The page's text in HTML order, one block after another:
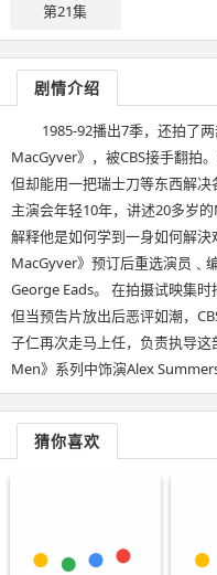
第21集
剧情介绍
1985-92播出7季，还拍了
MacGyver》，被CBS接手翻拍
但却能用一把瑞士刀等东西解
主演会年轻10年，讲述20多岁
解释他是如何学到一身如何解
MacGyver》预订后重选演员﹑
George Eads。 在拍摄试映集
但当预告片放出后恶评如潮，
子仁再次走马上任，负责执导这
Men》系列中饰演Alex
猜你喜欢